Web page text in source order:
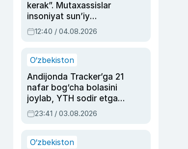
kerak”. Mutaxassislar
insoniyat sun’iy
intellektni boshqara
olmay qolishidan xavotir
12:40 / 04.08.2026
O‘zbekiston
Andijonda Tracker’ga 21
nafar bog‘cha bolasini
joylab, YTH sodir etgan
ayolga sud hukmi o‘qildi
23:41 / 03.08.2026
O‘zbekiston